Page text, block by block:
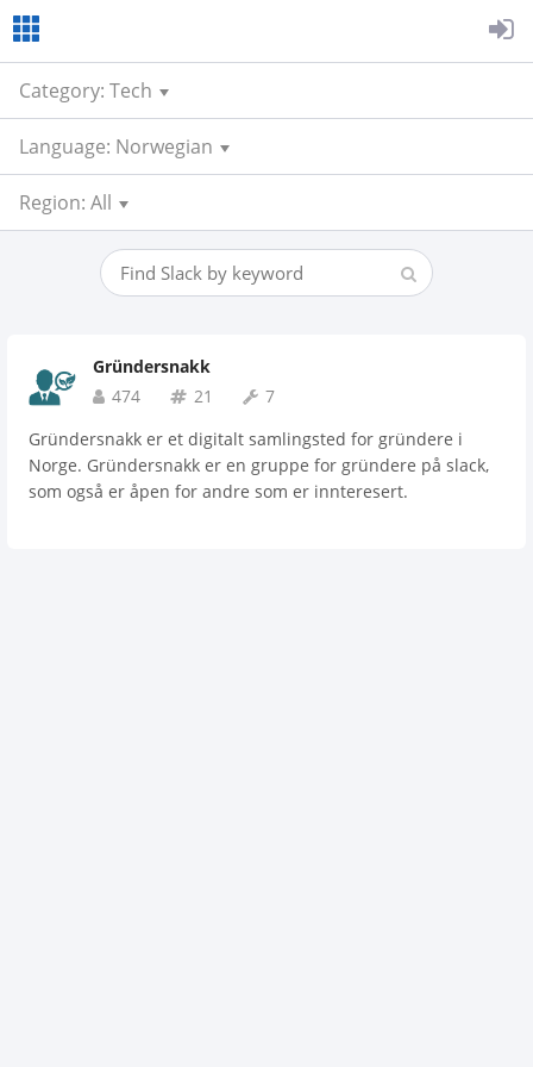
Category: Tech
Language: Norwegian
Region: All
Gründersnakk
474
21
7
Gründersnakk er et digitalt samlingsted for gründere i
Norge. Gründersnakk er en gruppe for gründere på slack,
som også er åpen for andre som er innteresert.